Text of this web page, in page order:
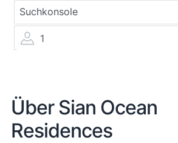
1
Über Sian Ocean
Residences